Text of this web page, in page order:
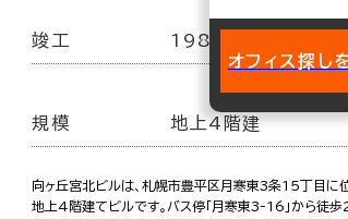
竣工 1987年 2月
規模 地上4階建
向ヶ丘宮北ビルは、札幌市豊平区月寒東3条15丁目
地上4階建てビルです。バス停「月寒東3-16」から徒歩
オフィス探し